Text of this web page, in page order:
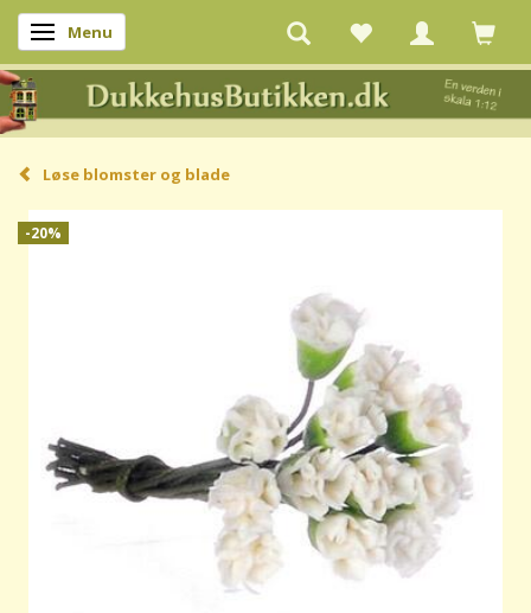
Skifte navigation
Menu
Løse blomster og blade
-20%